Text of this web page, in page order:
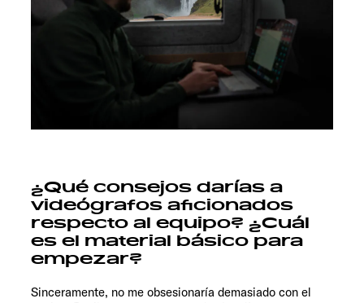
¿Qué consejos darías a
videógrafos aficionados
respecto al equipo? ¿Cuál
es el material básico para
empezar?
Sinceramente, no me obsesionaría demasiado con el